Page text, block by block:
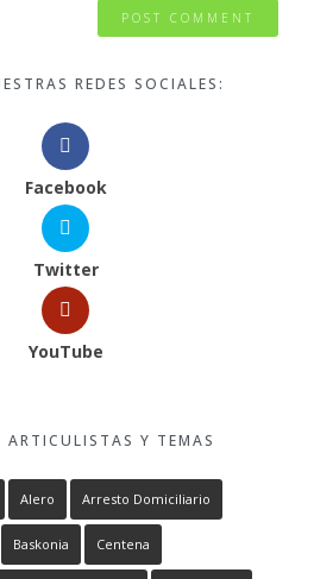
REDES SOCIALES:
Facebook
Twitter
YouTube
Y TEMAS
Alero Arresto Domiciliario
Baskonia Centena